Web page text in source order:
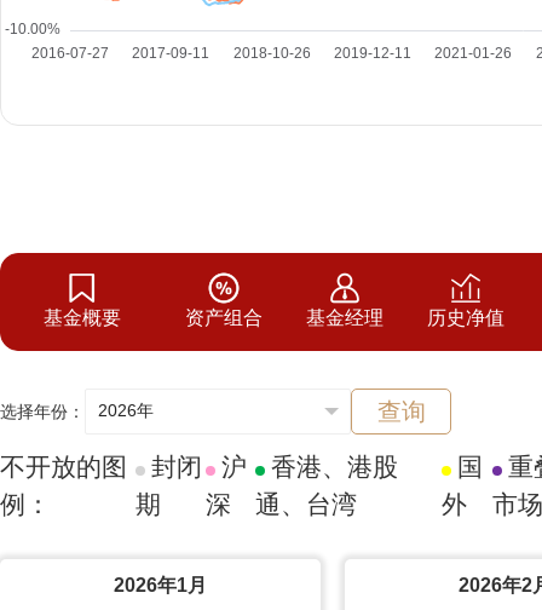
基金概要 资产组合 基金经理 历史净值
选择年份： 查询
不开放的图
例：
封闭
期
沪
深
香港、港股
通、台湾
国
外
重
市场